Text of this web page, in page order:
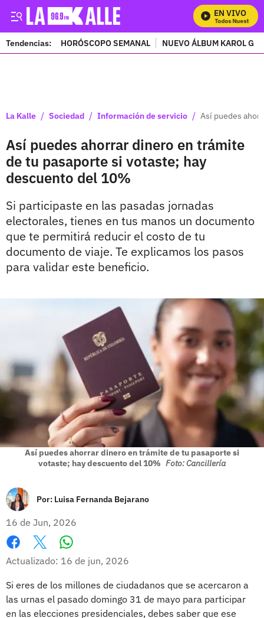
EN VIVO
Mira Todos Nuestros
Tendencias: HORÓSCOPO SEMANAL NUEVO ÁLBUM KAROL G
La Kalle / Sociedad / Información de servicio / Así puedes
Así puedes ahorrar dinero en trámite
de tu pasaporte si votaste; hay
descuento del 10%
Si participaste en las pasadas jornadas
electorales, tienes en tus manos un documento
que te permitirá reducir el costo de tu
documento de viaje. Te explicamos los pasos
para validar este beneficio.
Así puedes ahorrar dinero en trámite de tu pasaporte si
votaste; hay descuento del 10% Foto: Cancillería
Por: Luisa Fernanda Bejarano
16 de Jun, 2026
Facebook
X
Actualizado: 16 de jun, 2026
Si eres de los millones de ciudadanos que se acercaron a
las urnas el pasado domingo 31 de mayo para participar
en las elecciones presidenciales, debes saber que ese